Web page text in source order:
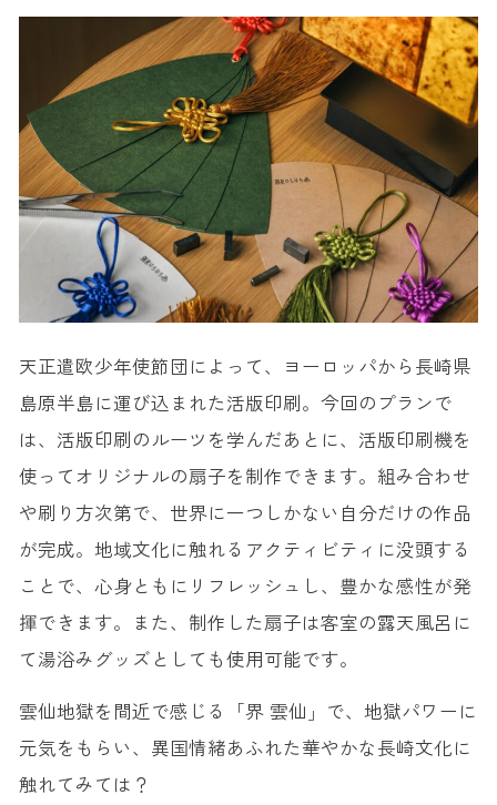
天正遣欧少年使節団によって、ヨーロッパから長崎県
島原半島に運び込まれた活版印刷。今回のプランで
は、活版印刷のルーツを学んだあとに、活版印刷機を
使ってオリジナルの扇子を制作できます。組み合わせ
や刷り方次第で、世界に一つしかない自分だけの作品
が完成。地域文化に触れるアクティビティに没頭する
ことで、心身ともにリフレッシュし、豊かな感性が発
揮できます。また、制作した扇子は客室の露天風呂に
て湯浴みグッズとしても使用可能です。
雲仙地獄を間近で感じる「界 雲仙」で、地獄パワーに
元気をもらい、異国情緒あふれた華やかな長崎文化に
触れてみては？